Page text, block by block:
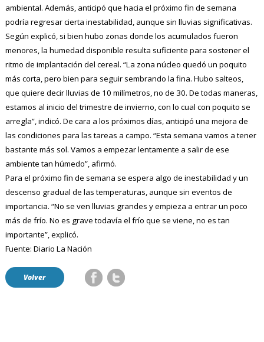
ambiental. Además, anticipó que hacia el próximo fin de semana
podría regresar cierta inestabilidad, aunque sin lluvias significativas.
Según explicó, si bien hubo zonas donde los acumulados fueron
menores, la humedad disponible resulta suficiente para sostener el
ritmo de implantación del cereal. “La zona núcleo quedó un poquito
más corta, pero bien para seguir sembrando la fina. Hubo salteos,
que quiere decir lluvias de 10 milímetros, no de 30. De todas maneras,
estamos al inicio del trimestre de invierno, con lo cual con poquito se
arregla”, indicó. De cara a los próximos días, anticipó una mejora de
las condiciones para las tareas a campo. “Esta semana vamos a tener
bastante más sol. Vamos a empezar lentamente a salir de ese
ambiente tan húmedo”, afirmó.
Para el próximo fin de semana se espera algo de inestabilidad y un
descenso gradual de las temperaturas, aunque sin eventos de
importancia. “No se ven lluvias grandes y empieza a entrar un poco
más de frío. No es grave todavía el frío que se viene, no es tan
importante”, explicó.
Fuente: Diario La Nación
Volver